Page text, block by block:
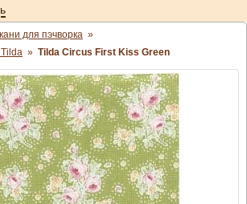
для пэчворка »
» Tilda Circus First Kiss Green